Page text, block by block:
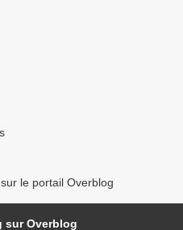
le portail Overblog
sur Overblog